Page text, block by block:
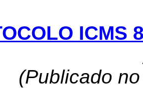
ICMS
(Publicado